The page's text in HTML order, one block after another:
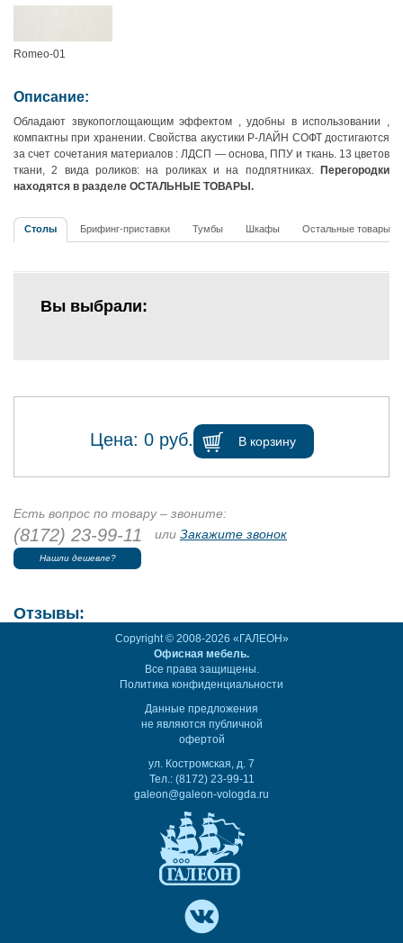
Romeo-01
Описание:
Обладают звукопоглощающим эффектом , удобны в использовании ,
компактны при хранении. Свойства акустики Р-ЛАЙН СОФТ достигаются
за счет сочетания материалов : ЛДСП — основа, ППУ и ткань. 13 цветов
ткани, 2 вида роликов: на роликах и на подпятниках. Перегородки
находятся в разделе ОСТАЛЬНЫЕ ТОВАРЫ.
Столы Брифинг-приставки Тумбы Шкафы Остальные товары
Вы выбрали:
Цена: 0руб. В корзину
Есть вопрос по товару – звоните:
(8172) 23-99-11 или Закажите звонок
Нашли дешевле?
Отзывы:
Copyright © 2008-2026 «ГАЛЕОН»
Офисная мебель.
Все права защищены.
Политика конфиденциальности
Данные предложения
не являются публичной
офертой
ул. Костромская, д. 7
Тел.: (8172) 23-99-11
galeon@galeon-vologda.ru